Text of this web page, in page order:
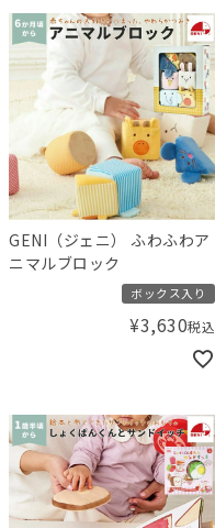
GENI（ジェニ） ふわふわア
ニマルブロック
ボックス入り
¥3,630税込